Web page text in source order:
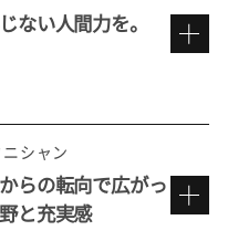
楽しめる仕事
ない人間力を。
シャン
らの転向で広がっ
と充実感